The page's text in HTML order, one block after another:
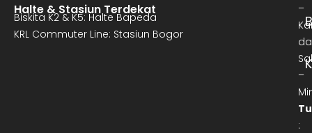
Halte & Stasiun Terdekat
Biskita K2 & K5: Halte Bapeda
KRL Commuter Line: Stasiun Bogor
–
–
: